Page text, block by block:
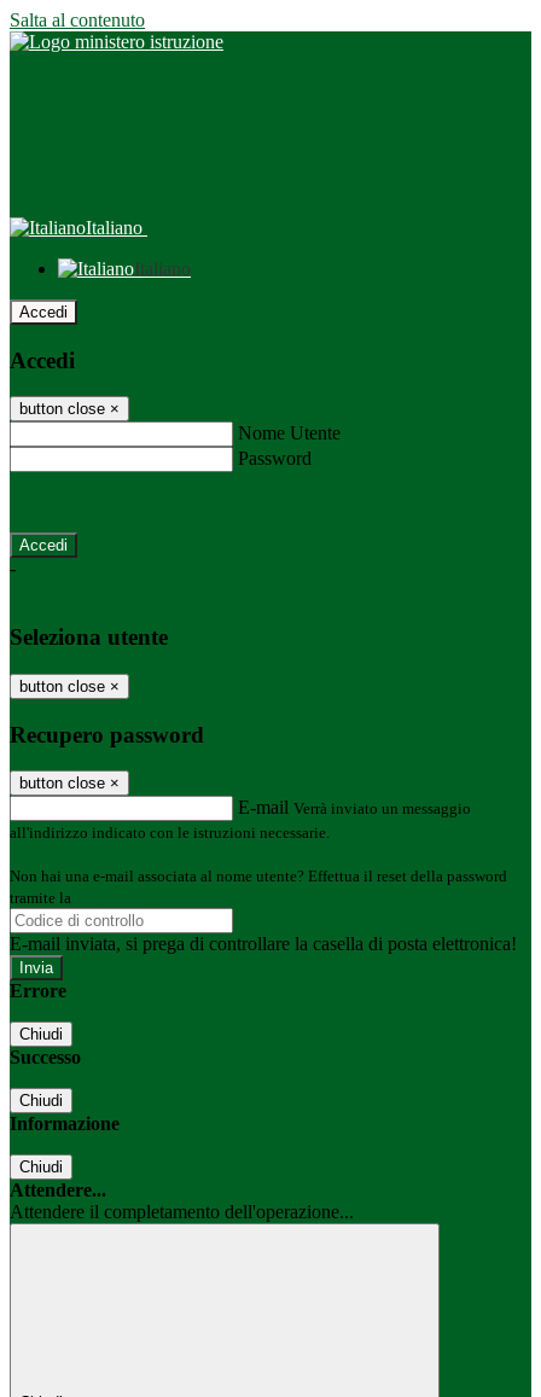
Salta al contenuto
Italiano
Italiano
Accedi
Accedi
button close ×
Nome Utente
Password
-
Seleziona utente
button close ×
Recupero password
button close ×
E-mail Verrà inviato un messaggio
all'indirizzo indicato con le istruzioni necessarie.
Non hai una e-mail associata al nome utente? Effettua il reset della password
tramite la
E-mail inviata, si prega di controllare la casella di posta elettronica!
Errore
Chiudi
Successo
Chiudi
Informazione
Chiudi
Attendere...
Attendere il completamento dell'operazione...